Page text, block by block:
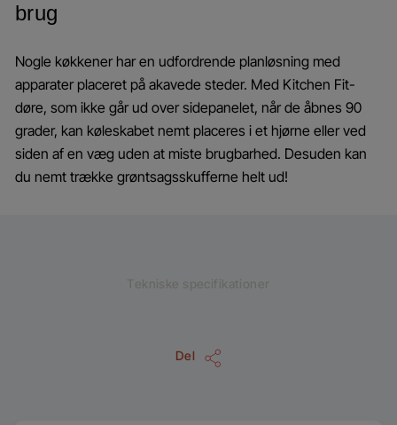
brug
Nogle køkkener har en udfordrende planløsning med
apparater placeret på akavede steder. Med Kitchen Fit-
døre, som ikke går ud over sidepanelet, når de åbnes 90
grader, kan køleskabet nemt placeres i et hjørne eller ved
siden af en væg uden at miste brugbarhed. Desuden kan
du nemt trække grøntsagsskufferne helt ud!
Del